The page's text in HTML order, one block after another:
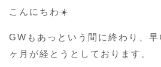
こんにちわ☀️
GWもあっという間に終わり、早
ヶ月が経とうとしております。